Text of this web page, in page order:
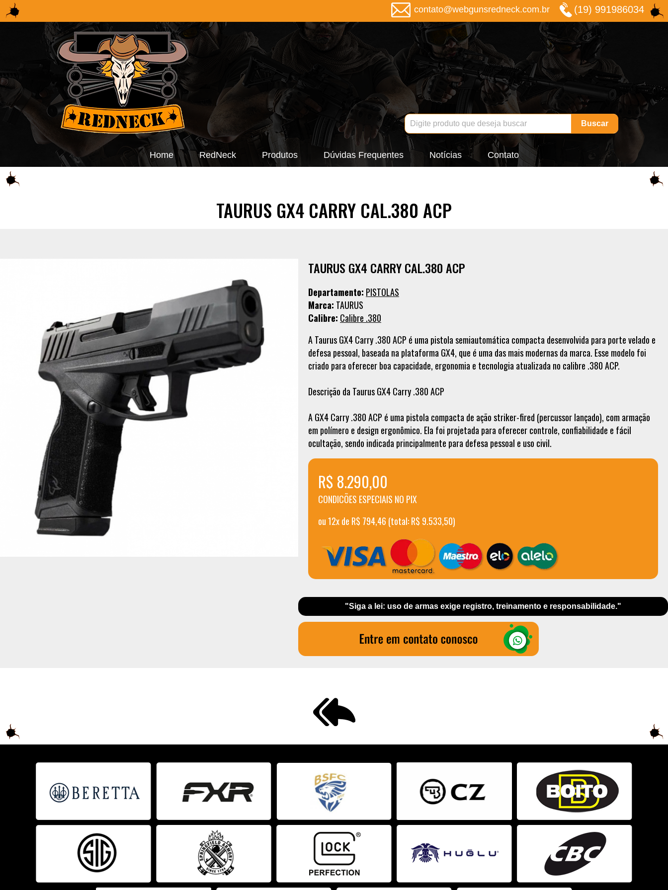
contato@webgunsredneck.com.br (19) 991986034
Buscar
Home RedNeck Produtos Dúvidas Frequentes Notícias Contato
TAURUS GX4 CARRY CAL.380 ACP
TAURUS GX4 CARRY CAL.380 ACP
Departamento: PISTOLAS
Marca: TAURUS
Calibre: Calibre .380
A Taurus GX4 Carry .380 ACP é uma pistola semiautomática compacta desenvolvida para porte velado e
defesa pessoal, baseada na plataforma GX4, que é uma das mais modernas da marca. Esse modelo foi
criado para oferecer boa capacidade, ergonomia e tecnologia atualizada no calibre .380 ACP. 🔫
Descrição da Taurus GX4 Carry .380 ACP
A GX4 Carry .380 ACP é uma pistola compacta de ação striker-fired (percussor lançado), com armação
em polímero e design ergonômico. Ela foi projetada para oferecer controle, confiabilidade e fácil
ocultação, sendo indicada principalmente para defesa pessoal e uso civil.
R$ 8.290,00
CONDICÕES ESPECIAIS NO PIX
ou 12x de R$ 794,46 (total: R$ 9.533,50)
"Siga a lei: uso de armas exige registro, treinamento e responsabilidade."